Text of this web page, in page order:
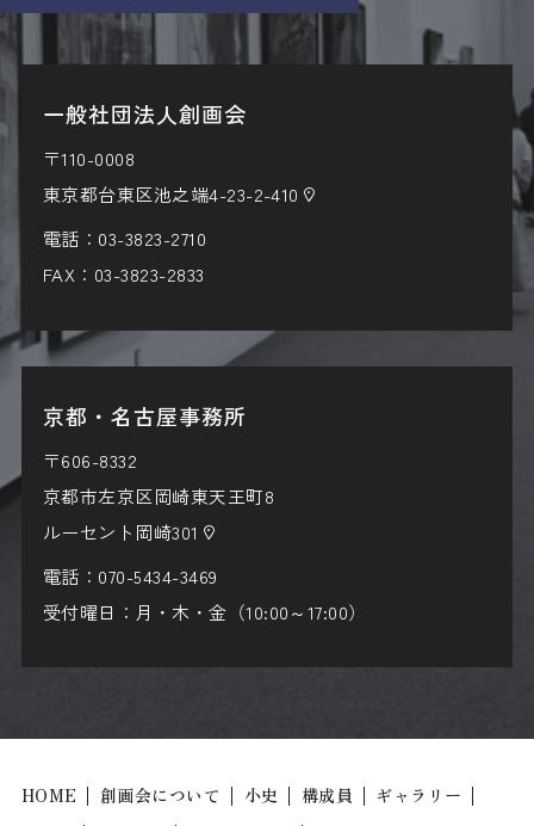
一般社団法人創画会
〒110-0008
東京都台東区池之端4-23-2-410
電話： 03-3823-2710
FAX：03-3823-2833
京都・名古屋事務所
〒606-8332
京都市左京区岡崎東天王町8
ルーセント岡崎301
電話： 070-5434-3469
受付曜日：月・木・金（10:00～17:00）
HOME 創画会について 小史 構成員
ギャラリー